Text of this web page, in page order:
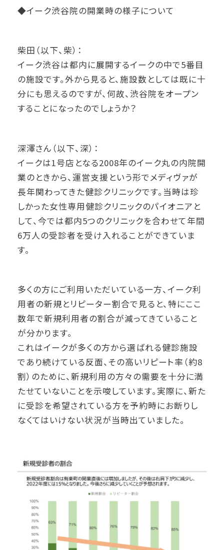
◆イーク渋谷院の開業時の様子について
柴田（以下、柴）：
イーク渋谷は都内に展開するイークの中で5番目
の施設です。外から見ると、施設数としては既に十
分にも思えるのですが、何故、渋谷院をオープン
することになったのでしょうか？
深澤さん（以下、深）：
イークは1号店となる2008年のイーク丸の内院開
業のときから、運営支援という形でメディヴァが
長年関わってきた健診クリニックです。当時は珍
しかった女性専用健診クリニックのパイオニアと
して、今では都内5つのクリニックを合わせて年間
6万人の受診者を受け入れることができていま
す。
多くの方にご利用いただいている一方、イーク利
用者の新規とリピーター割合で見ると、特にここ
数年で新規利用者の割合が減ってきていること
が分かります。
これはイークが多くの方から選ばれる健診施設
であり続けている反面、その高いリピート率（約8
割）のために、新規利用の方々の需要を十分に満
たせていないことを示唆しています。実際に、新た
に受診を希望されている方を予約時にお断りし
なくてはいけない状況が当時出ていました。